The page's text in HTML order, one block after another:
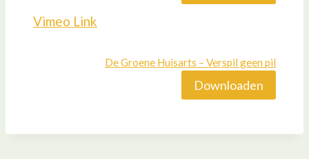
Vimeo Link
De Groene Huisarts – Verspil geen pil
Downloaden